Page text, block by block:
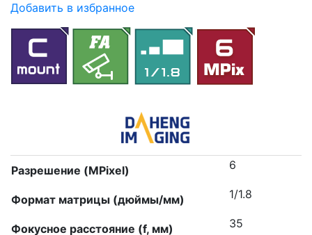
Добавить в избранное
Разрешение (MPixel) 6
Формат матрицы (дюймы/мм) 1/1.8
Фокусное расстояние (f, мм) 35